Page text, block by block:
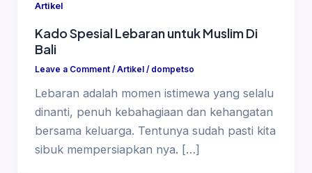
Artikel
Kado Spesial Lebaran untuk Muslim Di
Bali
Leave a Comment / Artikel / dompetso
Lebaran adalah momen istimewa yang selalu
dinanti, penuh kebahagiaan dan kehangatan
bersama keluarga. Tentunya sudah pasti kita
sibuk mempersiapkan nya. […]